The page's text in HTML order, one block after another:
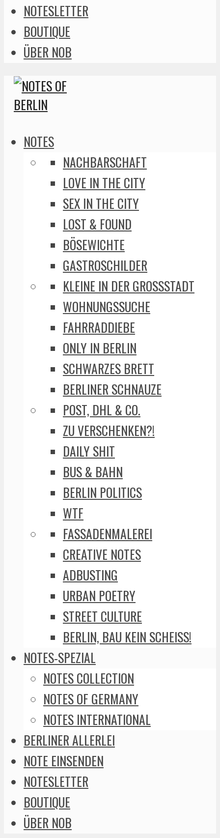
NOTESLETTER
BOUTIQUE
ÜBER NOB
NOTES
NACHBARSCHAFT
LOVE IN THE CITY
SEX IN THE CITY
LOST & FOUND
BÖSEWICHTE
GASTROSCHILDER
KLEINE IN DER GROSSSTADT
WOHNUNGSSUCHE
FAHRRADDIEBE
ONLY IN BERLIN
SCHWARZES BRETT
BERLINER SCHNAUZE
POST, DHL & CO.
ZU VERSCHENKEN?!
DAILY SHIT
BUS & BAHN
BERLIN POLITICS
WTF
FASSADENMALEREI
CREATIVE NOTES
ADBUSTING
URBAN POETRY
STREET CULTURE
BERLIN, BAU KEIN SCHEISS!
NOTES-SPEZIAL
NOTES COLLECTION
NOTES OF GERMANY
NOTES INTERNATIONAL
BERLINER ALLERLEI
NOTE EINSENDEN
NOTESLETTER
BOUTIQUE
ÜBER NOB